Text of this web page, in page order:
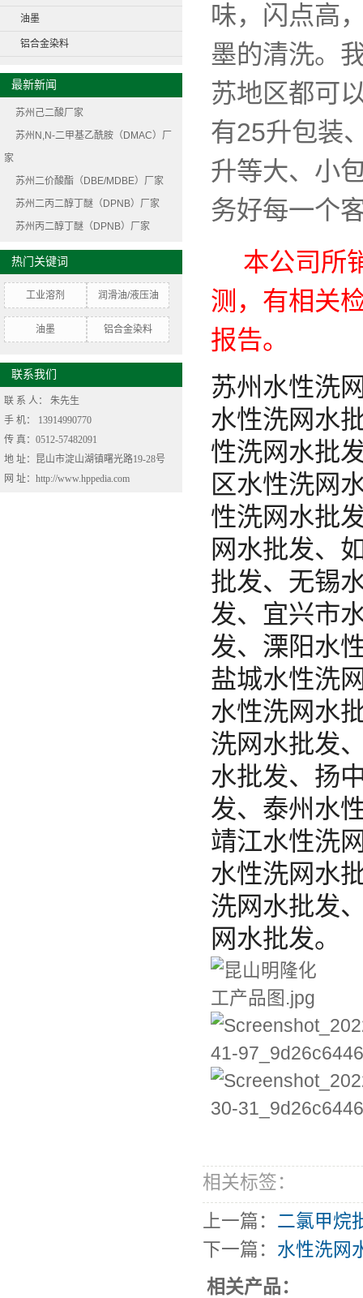
油墨
铝合金染料
最新新闻
苏州己二酸厂家
苏州N,N-二甲基乙酰胺（DMAC）厂
家
苏州二价酸酯（DBE/MDBE）厂家
苏州二丙二醇丁醚（DPNB）厂家
苏州丙二醇丁醚（DPNB）厂家
热门关键词
工业溶剂 润滑油/液压油
油墨 铝合金染料
联系我们
联 系 人：
朱先生
手 机：
13914990770
传 真：0512-57482091
地 址：昆山市淀山湖镇曙光路19-28号
网 址：http://www.hppedia.com
味，闪点高
墨的清洗。
苏地区都可
有25升包装
升等大、小
务好每一个
本公司所
测，有相关
报告。
苏州水性洗
水性洗网水
性洗网水批
区水性洗网
性洗网水批
网水批发、
批发、无锡
发、宜兴市
发、溧阳水
盐城水性洗
水性洗网水
洗网水批发
水批发、扬
发、泰州水
靖江水性洗
水性洗网水
洗网水批发
网水批发。
相关标签：
上一篇： 二氯甲烷
下一篇： 水性洗网
相关产品：